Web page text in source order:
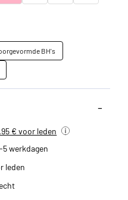
BH's
€ voor leden
werkdagen
leden